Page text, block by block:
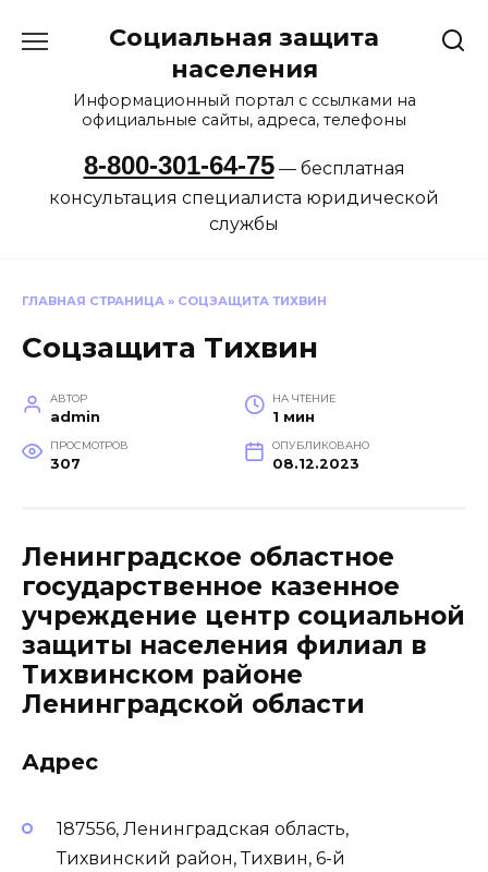
Социальная защита
населения
Информационный портал с ссылками на
официальные сайты, адреса, телефоны
8-800-301-64-75— бесплатная
консультация специалиста юридической
службы
ГЛАВНАЯ СТРАНИЦА » СОЦЗАЩИТА ТИХВИН
Соцзащита Тихвин
АВТОР
admin
НА ЧТЕНИЕ
1 мин
ПРОСМОТРОВ
307
ОПУБЛИКОВАНО
08.12.2023
Ленинградское областное
государственное казенное
учреждение центр социальной
защиты населения филиал в
Тихвинском районе
Ленинградской области
Адрес
187556, Ленинградская область,
Тихвинский район, Тихвин, 6-й